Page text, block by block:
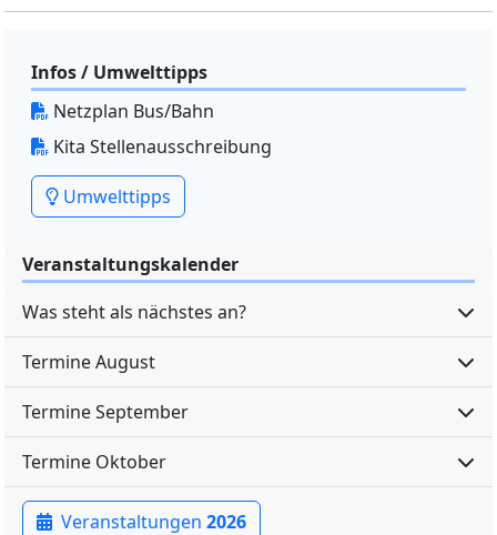
Infos / Umwelttipps
Netzplan Bus/Bahn
Kita Stellenausschreibung
Umwelttipps
Veranstaltungskalender
Was steht als nächstes an?
Termine August
Termine September
Termine Oktober
Veranstaltungen 2026